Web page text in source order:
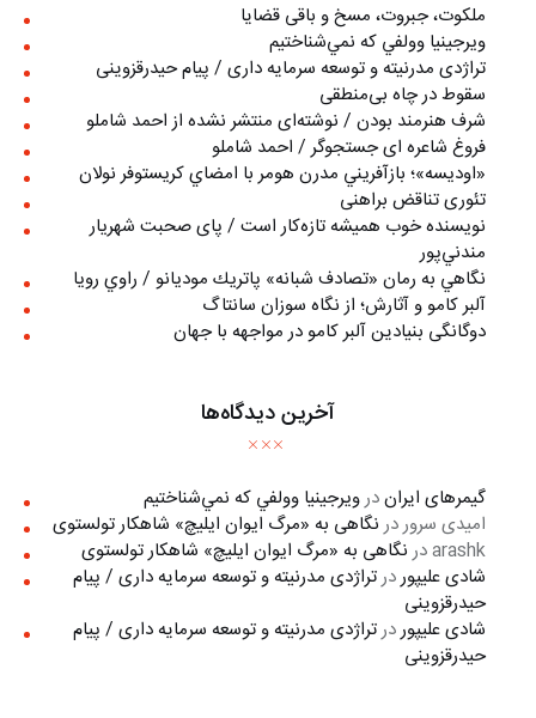
ملکوت، جبروت، مسخ و باقی قضایا
ويرجينيا وولفي كه نمي‌شناختيم
تراژدی مدرنیته و توسعه سرمایه داری / پیام حیدرقزوینی
سقوط در چاه بی‌منطقی
شرف هنرمند بودن / نوشته‌ای منتشر نشده از احمد شاملو
فروغ شاعره ای جستجوگر / احمد شاملو
«اوديسه»؛ بازآفريني مدرن هومر با امضاي كريستوفر نولان
تئوری تناقض براهنی
نويسنده خوب هميشه تازه‌كار است / پای صحبت شهريار
مندني‌پور
نگاهي به رمان «تصادف شبانه» پاتريك موديانو / راوي رويا
آلبر کامو و آثارش؛ از نگاه سوزان سانتاگ
دوگانگی بنیادین آلبر کامو در مواجهه با جهان
آخرین دیدگاه‌ها
گیمرهای ایراندرويرجينيا وولفي كه نمي‌شناختيم
امیدی سروردرنگاهی به «مرگ ايوان ايليچ» شاهکار تولستوی
arashkدرنگاهی به «مرگ ايوان ايليچ» شاهکار تولستوی
شادی علیپوردرتراژدی مدرنیته و توسعه سرمایه داری / پیام
حیدرقزوینی
شادی علیپوردرتراژدی مدرنیته و توسعه سرمایه داری / پیام
حیدرقزوینی